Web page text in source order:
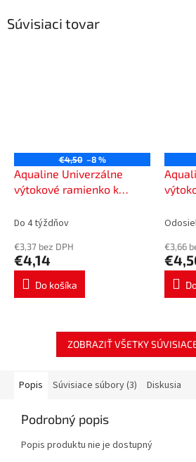
Súvisiaci tovar
€4,50 –8 %
Aqualine Univerzálne
výtokové ramienko k
chróm 15J130
Do 4 týždňov
€3,37 bez DPH
€4,14
Do košíka
chróm
€3,66
ZOBRAZIŤ VŠETKY
Popis Súvisiace súbory (3) Diskusia
Podrobný popis
Popis produktu nie je dostupný